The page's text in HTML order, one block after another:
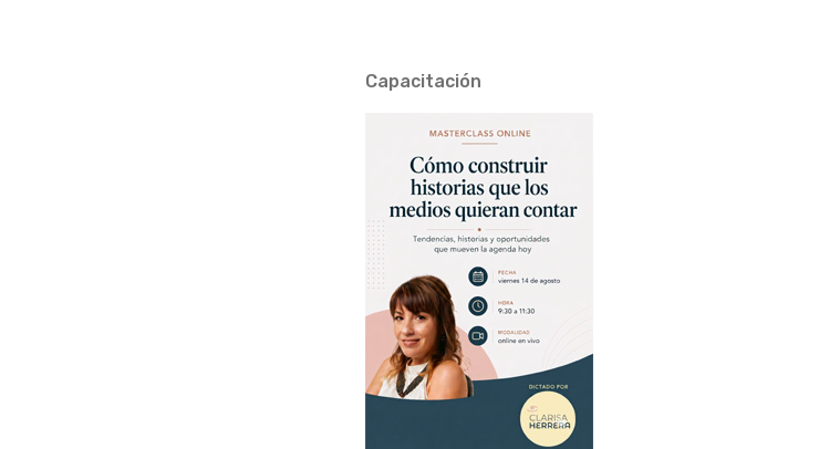
Capacitación